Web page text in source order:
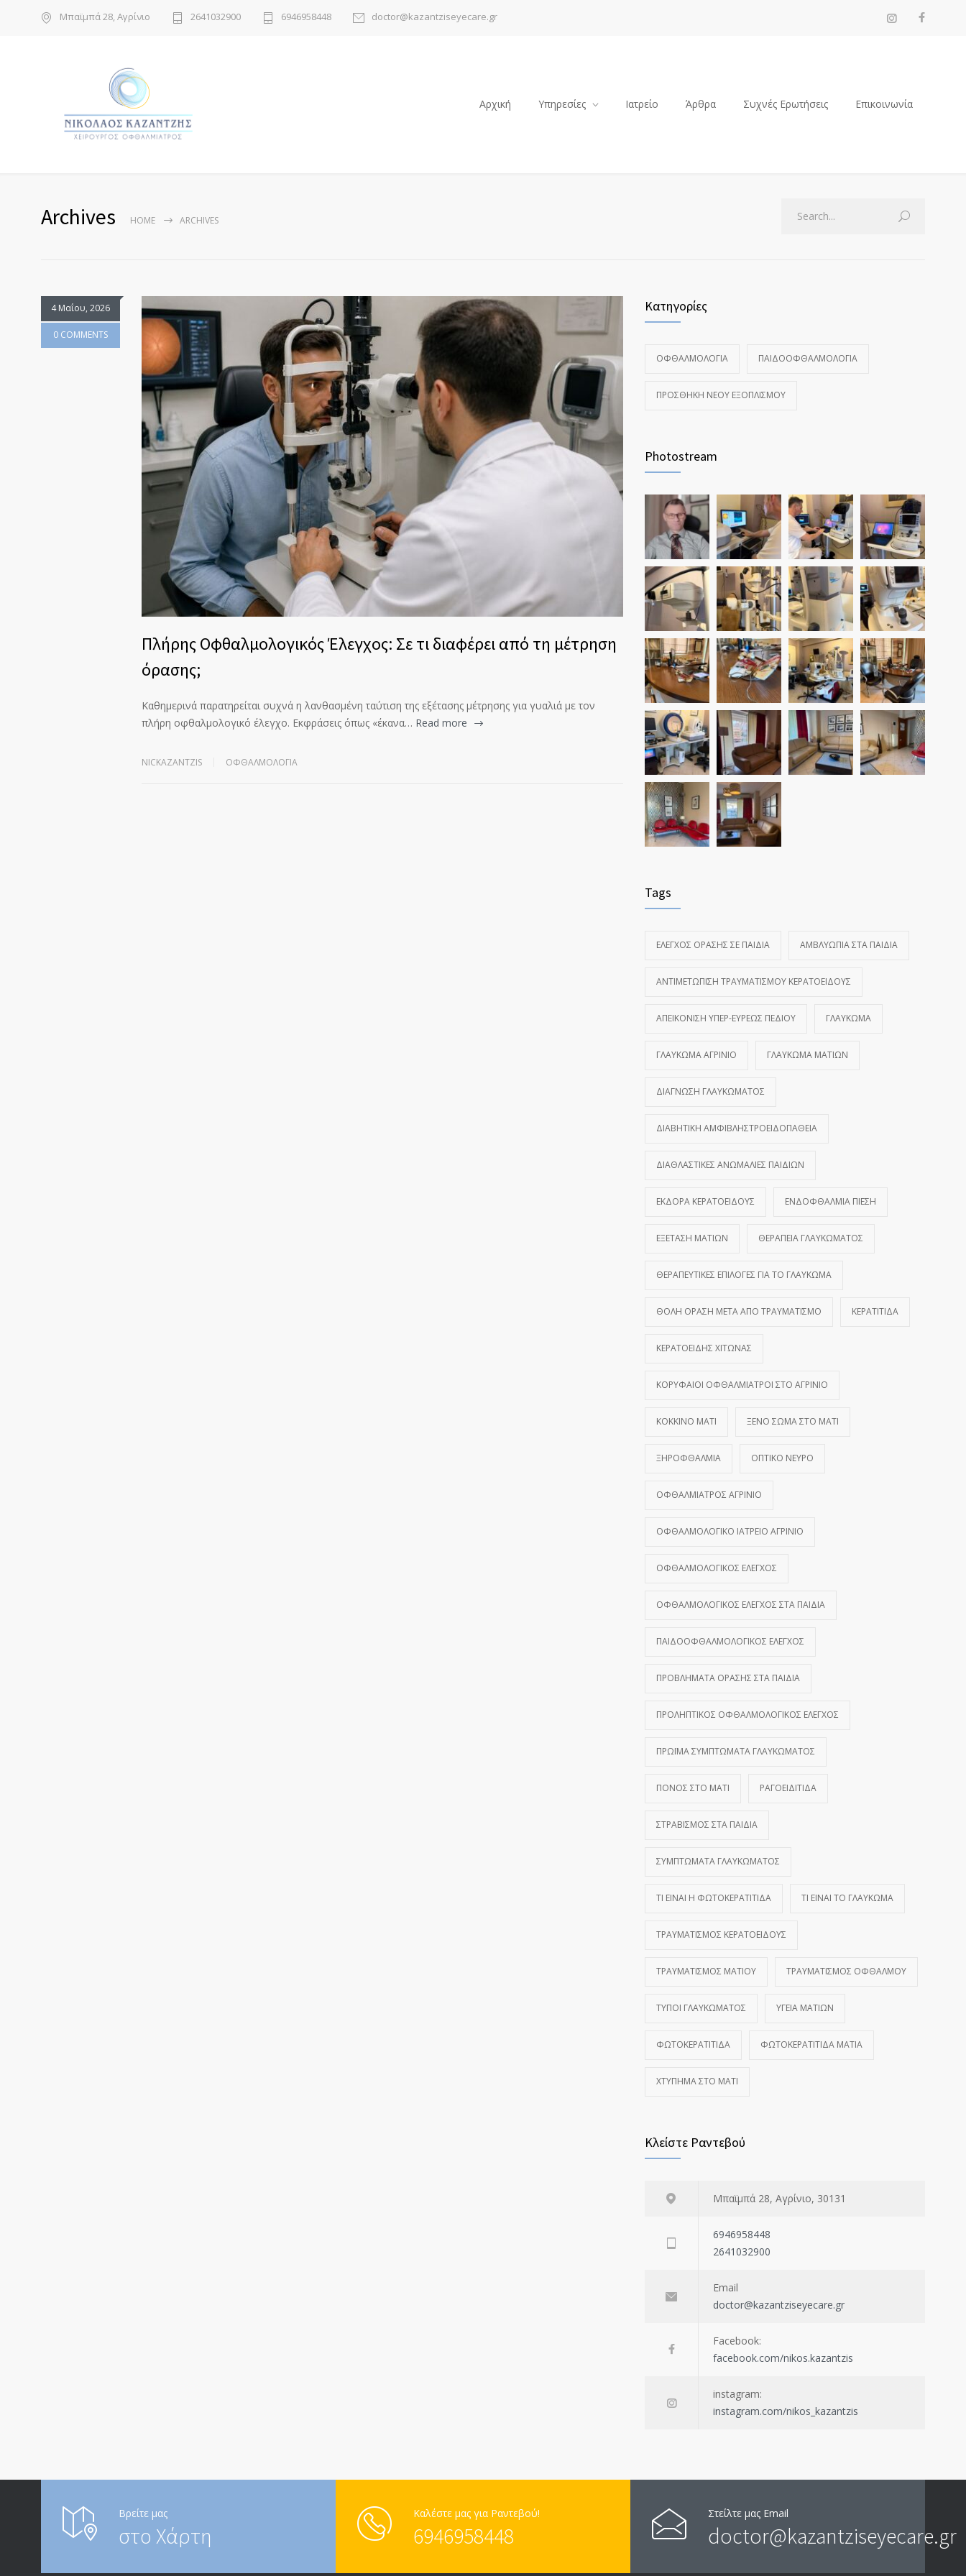
Μπαϊμπά 28, Αγρίνιο 2641032900 6946958448 doctor@kazantziseyecare.gr
Αρχική Υπηρεσίες Ιατρείο Άρθρα Συχνές Ερωτήσεις Επικοινωνία
Archives HOME ARCHIVES
4 Μαΐου, 2026
0 COMMENTS
Πλήρης Οφθαλμολογικός Έλεγχος: Σε τι διαφέρει από τη μέτρηση
όρασης;
Καθημερινά παρατηρείται συχνά η λανθασμένη ταύτιση της εξέτασης μέτρησης για γυαλιά με τον
πλήρη οφθαλμολογικό έλεγχο. Εκφράσεις όπως «έκανα… Read more
NICKAZANTZIS ΟΦΘΑΛΜΟΛΟΓΊΑ
Κατηγορίες
ΟΦΘΑΛΜΟΛΟΓΊΑ ΠΑΙΔΟΟΦΘΑΛΜΟΛΟΓΊΑ
ΠΡΟΣΘΉΚΗ ΝΈΟΥ ΕΞΟΠΛΙΣΜΟΎ
Photostream
Tags
ΈΛΕΓΧΟΣ ΌΡΑΣΗΣ ΣΕ ΠΑΙΔΙΆ ΑΜΒΛΥΩΠΊΑ ΣΤΑ ΠΑΙΔΙΆ
ΑΝΤΙΜΕΤΏΠΙΣΗ ΤΡΑΥΜΑΤΙΣΜΟΎ ΚΕΡΑΤΟΕΙΔΟΎΣ
ΑΠΕΙΚΌΝΙΣΗ ΥΠΕΡ-ΕΥΡΈΩΣ ΠΕΔΊΟΥ ΓΛΑΎΚΩΜΑ
ΓΛΑΎΚΩΜΑ ΑΓΡΊΝΙΟ ΓΛΑΎΚΩΜΑ ΜΑΤΙΏΝ
ΔΙΆΓΝΩΣΗ ΓΛΑΥΚΏΜΑΤΟΣ
ΔΙΑΒΗΤΙΚΉ ΑΜΦΙΒΛΗΣΤΡΟΕΙΔΟΠΆΘΕΙΑ
ΔΙΑΘΛΑΣΤΙΚΈΣ ΑΝΩΜΑΛΊΕΣ ΠΑΙΔΙΏΝ
ΕΚΔΟΡΆ ΚΕΡΑΤΟΕΙΔΟΎΣ ΕΝΔΟΦΘΆΛΜΙΑ ΠΊΕΣΗ
ΕΞΈΤΑΣΗ ΜΑΤΙΏΝ ΘΕΡΑΠΕΊΑ ΓΛΑΥΚΏΜΑΤΟΣ
ΘΕΡΑΠΕΥΤΙΚΈΣ ΕΠΙΛΟΓΈΣ ΓΙΑ ΤΟ ΓΛΑΎΚΩΜΑ
ΘΟΛΉ ΌΡΑΣΗ ΜΕΤΆ ΑΠΌ ΤΡΑΥΜΑΤΙΣΜΌ ΚΕΡΑΤΊΤΙΔΑ
ΚΕΡΑΤΟΕΙΔΉΣ ΧΙΤΏΝΑΣ
ΚΟΡΥΦΑΊΟΙ ΟΦΘΑΛΜΊΑΤΡΟΙ ΣΤΟ ΑΓΡΊΝΙΟ
ΚΌΚΚΙΝΟ ΜΆΤΙ ΞΈΝΟ ΣΏΜΑ ΣΤΟ ΜΆΤΙ
ΞΗΡΟΦΘΑΛΜΊΑ ΟΠΤΙΚΌ ΝΕΎΡΟ
ΟΦΘΑΛΜΊΑΤΡΟΣ ΑΓΡΊΝΙΟ
ΟΦΘΑΛΜΟΛΟΓΙΚΌ ΙΑΤΡΕΊΟ ΑΓΡΊΝΙΟ
ΟΦΘΑΛΜΟΛΟΓΙΚΌΣ ΈΛΕΓΧΟΣ
ΟΦΘΑΛΜΟΛΟΓΙΚΌΣ ΈΛΕΓΧΟΣ ΣΤΑ ΠΑΙΔΙΆ
ΠΑΙΔΟΟΦΘΑΛΜΟΛΟΓΙΚΌΣ ΈΛΕΓΧΟΣ
ΠΡΟΒΛΉΜΑΤΑ ΌΡΑΣΗΣ ΣΤΑ ΠΑΙΔΙΆ
ΠΡΟΛΗΠΤΙΚΌΣ ΟΦΘΑΛΜΟΛΟΓΙΚΌΣ ΈΛΕΓΧΟΣ
ΠΡΏΙΜΑ ΣΥΜΠΤΏΜΑΤΑ ΓΛΑΥΚΏΜΑΤΟΣ
ΠΌΝΟΣ ΣΤΟ ΜΆΤΙ ΡΑΓΟΕΙΔΊΤΙΔΑ
ΣΤΡΑΒΙΣΜΌΣ ΣΤΑ ΠΑΙΔΙΆ
ΣΥΜΠΤΏΜΑΤΑ ΓΛΑΥΚΏΜΑΤΟΣ
ΤΙ ΕΊΝΑΙ Η ΦΩΤΟΚΕΡΑΤΊΤΙΔΑ ΤΙ ΕΊΝΑΙ ΤΟ ΓΛΑΎΚΩΜΑ
ΤΡΑΥΜΑΤΙΣΜΌΣ ΚΕΡΑΤΟΕΙΔΟΎΣ
ΤΡΑΥΜΑΤΙΣΜΌΣ ΜΑΤΙΟΎ ΤΡΑΥΜΑΤΙΣΜΌΣ ΟΦΘΑΛΜΟΎ
ΤΎΠΟΙ ΓΛΑΥΚΏΜΑΤΟΣ ΥΓΕΊΑ ΜΑΤΙΏΝ
ΦΩΤΟΚΕΡΑΤΊΤΙΔΑ ΦΩΤΟΚΕΡΑΤΊΤΙΔΑ ΜΆΤΙΑ
ΧΤΎΠΗΜΑ ΣΤΟ ΜΆΤΙ
Κλείστε Ραντεβού
Μπαϊμπά 28, Αγρίνιο, 30131
6946958448
2641032900
Email
doctor@kazantziseyecare.gr
Facebook:
facebook.com/nikos.kazantzis
instagram:
instagram.com/nikos_kazantzis
Βρείτε μας
στο Χάρτη
Καλέστε μας για Ραντεβού!
6946958448
Στείλτε μας Email
doctor@kazantziseyecare.gr